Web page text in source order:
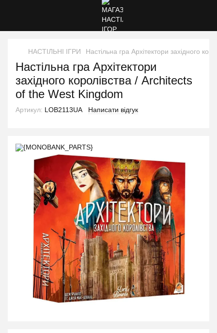
НАСТІЛЬНІ ІГРИ Настільна гра Архітектори західного
Настільна гра Архітектори
західного королівства / Architects
of the West Kingdom
Артикул: LOB2113UA Написати відгук